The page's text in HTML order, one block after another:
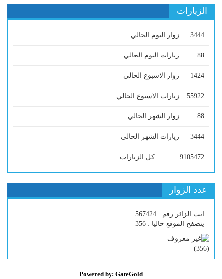
الزيارات
3444 زوار اليوم الحالي
88 زيارات اليوم الحالي
1424 زوار الاسبوع الحالي
55922 زيارات الاسبوع الحالي
88 زوار الشهر الحالي
3444 زيارات الشهر الحالي
9105472 كل الزيارات
عدد الزوار
انت الزائر رقم : 567424
يتصفح الموقع حاليا : 356
(
356
)
Powered by: GateGold